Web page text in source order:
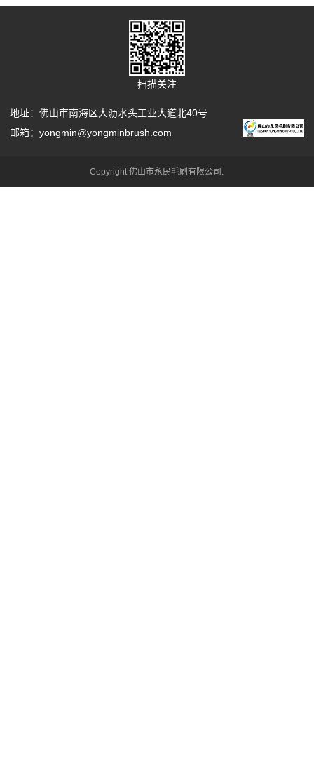
扫描关注
地址：佛山市南海区大沥水头工业大道北40号
邮箱：yongmin@yongminbrush.com
Copyright 佛山市永民毛刷有限公司.